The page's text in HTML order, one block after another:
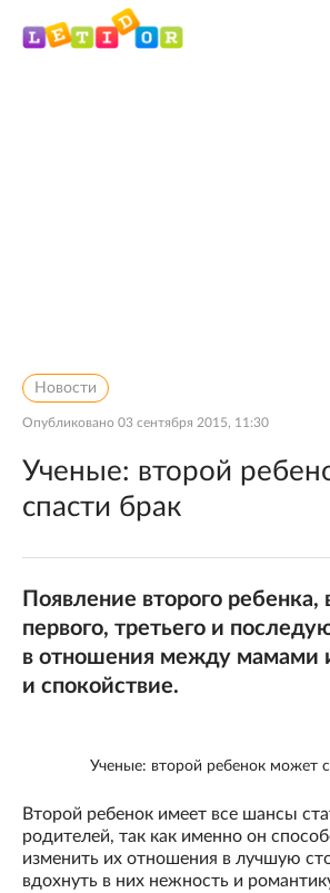
Новости
Опубликовано 03 сентября 2015, 11:30
Ученые: второй
спасти брак
Появление второго ребенка,
первого, третьего и
в отношения между мамами
и спокойствие.
Ученые: второй ребенок может
Второй ребенок имеет все шансы
родителей, так как именно он
изменить их отношения в лучшую
вдохнуть в них нежность и